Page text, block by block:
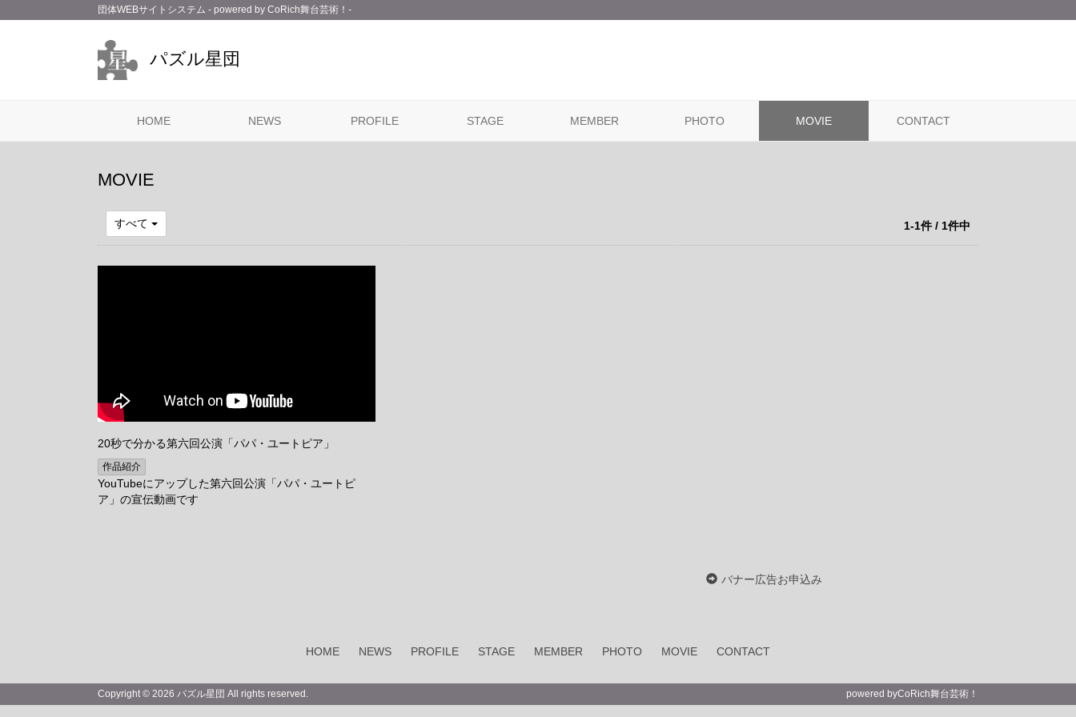
団体WEBサイトシステム - powered by CoRich舞台芸術！-
パズル星団
HOME NEWS PROFILE STAGE MEMBER PHOTO MOVIE CONTACT
MOVIE
すべて 1-1件 / 1件中
20秒で分かる第六回公演「パパ・ユートピア」
作品紹介
YouTubeにアップした第六回公演「パパ・ユートピ
ア」の宣伝動画です
バナー広告お申込み
HOME NEWS PROFILE STAGE MEMBER PHOTO MOVIE CONTACT
Copyright © 2026 パズル星団 All rights reserved. powered byCoRich舞台芸術！